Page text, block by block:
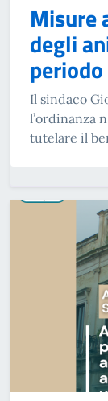
Misure
degli
Il sindaco
l’ordinanza
tutelare il